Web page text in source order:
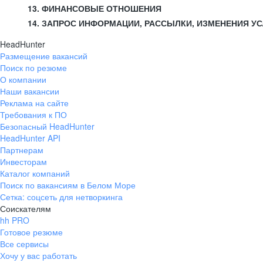
13. ФИНАНСОВЫЕ ОТНОШЕНИЯ
14. ЗАПРОС ИНФОРМАЦИИ, РАССЫЛКИ, ИЗМЕНЕНИЯ
HeadHunter
Размещение вакансий
Поиск по резюме
О компании
Наши вакансии
Реклама на сайте
Требования к ПО
Безопасный HeadHunter
HeadHunter API
Партнерам
Инвесторам
Каталог компаний
Поиск по вакансиям в Белом Море
Сетка: соцсеть для нетворкинга
Соискателям
hh PRO
Готовое резюме
Все сервисы
Хочу у вас работать